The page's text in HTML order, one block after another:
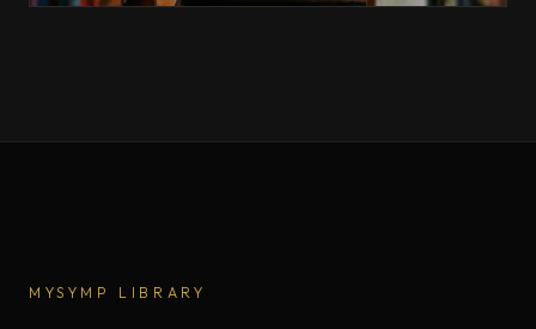
MYSYMP LIBRARY